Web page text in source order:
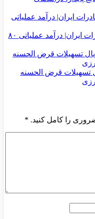
تغییر مثبت در عملکرد مالی بانک صادرات ایران| درآمد عملیاتی ۸۰
میلیارد ریال تسهیلات قرض الحسنه
را کامل کنید. *